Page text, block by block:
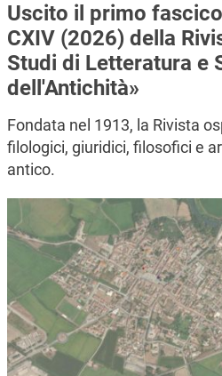
Uscito il primo
CXIV (2026) della
Studi di Letteratura e
dell'Antichità»
Fondata nel 1913, la Rivista
filologici, giuridici, filosofici e
antico.